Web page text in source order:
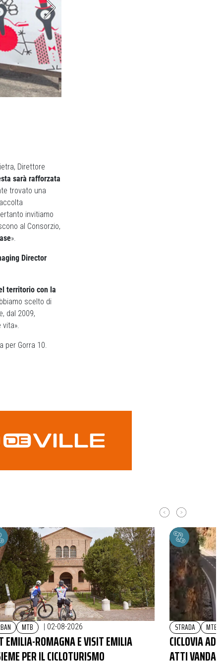
Direttore
sarà rafforzata
trovato una
invitiamo
al Consorzio,
».
Director
territorio con la
scelto di
dal 2009,
per Gorra 10.
MTB 02-08-2026
EMILIA-ROMAGNA E VISIT EMILIA
PER IL CICLOTURISMO
STRADA MTB
CICLOVIA
ATTI